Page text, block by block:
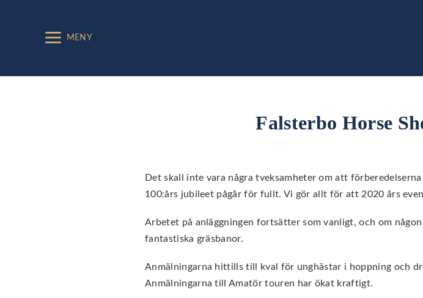
MENY
Falsterbo Horse
Det skall inte vara några tveksamheter om att
100:års jubileet pågår för fullt. Vi gör allt för att 2020 års
Arbetet på anläggningen fortsätter som vanligt, och om
fantastiska gräsbanor.
Anmälningarna hittills till kval för unghästar i hoppning och
Anmälningarna till Amatör touren har ökat kraftigt.